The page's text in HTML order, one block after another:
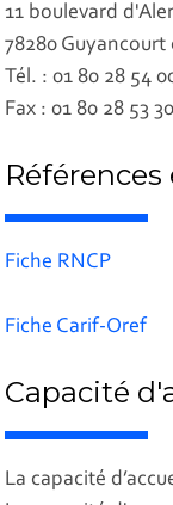
11 boulevard
78280 Guyancourt
Tél. : 01 80 28 54
Fax : 01 80 28 53 30
Fiche RNCP
Fiche Carif-Oref
Capacité
La capacité